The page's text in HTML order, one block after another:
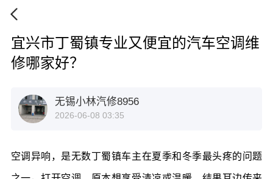
宜兴市丁蜀镇专业又便宜的汽车空调维
修哪家好？
无锡小林汽修8956
2026-06-08 03:35
空调异响，是无数丁蜀镇车主在夏季和冬季最头疼的问题